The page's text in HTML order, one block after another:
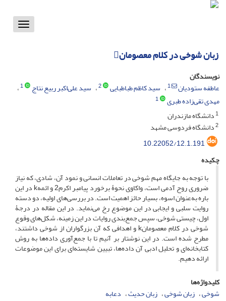
Toggle
زبان شوخی در کلام معصومان
نویسندگان
عاطفه ستودیان
1 سید کاظم طباطبایی 2 سید علی‌اکبر ربیع نتاج 1
مهدی تقی‌زاده طبری
1
1دانشگاه مازندران
2دانشگاه فردوسی مشهد
10.22052/12.1.191
چکیده
با توجه به جایگاه مهم شوخی در تعاملات انسانی و نمود آن، شادی، که نیاز
ضروری روح آدمی است، واکاوی نحوۀ برخورد پیامبر اکرم2 و ائمهk در این
باره به‌عنوان اسوه، بسیار حائز اهمیت است. در بررسی‌های اولیه، دو دسته
روایت سلبی و ایجابی در این موضوع رخ می‌نماید. در این مقاله در درجۀ
اول، چیستی شوخی، سپس جمع‌بندی روایات در این زمینه، شکل‌های وقوع
شوخی در کلام معصومانk و اهدافی که آن بزرگواران از شوخی داشتند،
مطرح شده است. در این نوشتار بر آنیم تا با جمع‌آوری داده‌ها به روش
کتابخانه‌ای و تحلیل ادبی آن داده‌ها، تبیین شایسته‌ای برای این موضوعات
ارائه دهیم.
کلیدواژه‌ها
شوخی زبان شوخی زبان حدیث دعابه